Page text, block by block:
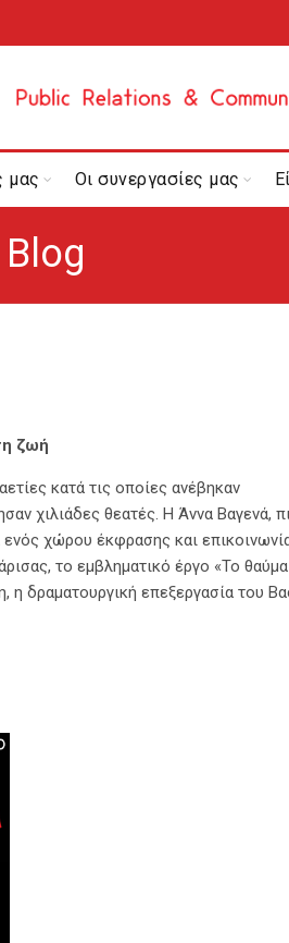
μας Οι συνεργασίες μας
Blog
ζωή
κατά τις οποίες ανέβηκαν
χιλιάδες θεατές. Η Άννα Βαγενά,
χώρου έκφρασης και
το εμβληματικό έργο «Το
η δραματουργική επεξεργασία του